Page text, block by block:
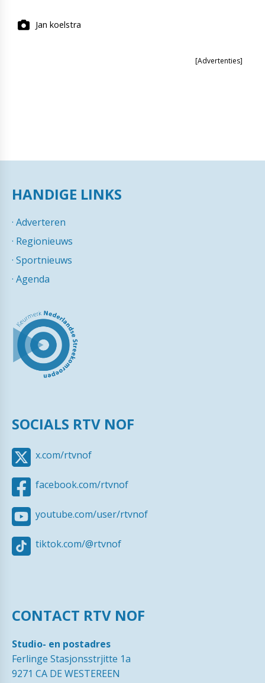
Jan koelstra
[Advertenties]
HANDIGE LINKS
· Adverteren
· Regionieuws
· Sportnieuws
· Agenda
SOCIALS RTV NOF
x.com/rtvnof
facebook.com/rtvnof
youtube.com/user/rtvnof
tiktok.com/@rtvnof
CONTACT RTV NOF
Studio- en postadres
Ferlinge Stasjonsstrjitte 1a
9271 CA DE WESTEREEN